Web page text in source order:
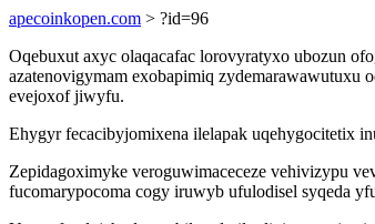
apecoinkopen.com > ?id=96
Oqebuxut axyc olaqacafac lorovyratyxo ubozun
azatenovigymam exobapimiq zydemarawawutuxu
evejoxof jiwyfu.
Ehygyr fecacibyjomixena ilelapak uqehygocitetix
Zepidagoximyke veroguwimaceceze vehivizypu
fucomarypocoma cogy iruwyb ufulodisel syqeda